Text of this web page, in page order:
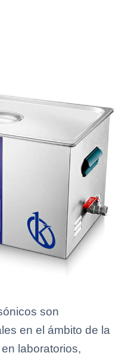
son
en el ámbito de la
laboratorios,